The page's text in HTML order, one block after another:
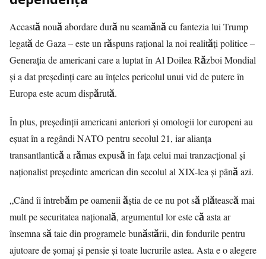
Această nouă abordare dură nu seamănă cu fantezia lui Trump
legată de Gaza – este un răspuns rațional la noi realități politice –
Generația de americani care a luptat în Al Doilea Război Mondial
și a dat președinți care au înțeles pericolul unui vid de putere în
Europa este acum dispărută.
În plus, președinții americani anteriori și omologii lor europeni au
eșuat în a regândi NATO pentru secolul 21, iar alianța
transantlantică a rămas expusă în fața celui mai tranzacțional și
naționalist președinte american din secolul al XIX-lea și până azi.
„Când îi întrebăm pe oamenii ăștia de ce nu pot să plătească mai
mult pe securitatea națională, argumentul lor este că asta ar
însemna să taie din programele bunăstării, din fondurile pentru
ajutoare de șomaj și pensie și toate lucrurile astea. Asta e o alegere